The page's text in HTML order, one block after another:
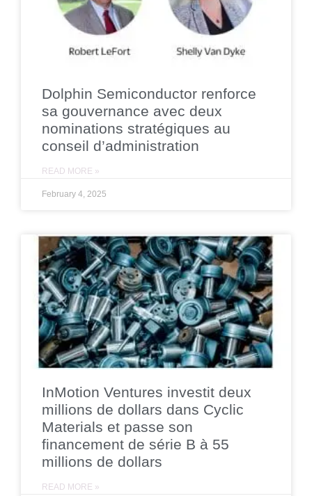
Dolphin Semiconductor renforce
sa gouvernance avec deux
nominations stratégiques au
conseil d’administration
READ MORE »
February 4, 2025
InMotion Ventures investit deux
millions de dollars dans Cyclic
Materials et passe son
financement de série B à 55
millions de dollars
READ MORE »